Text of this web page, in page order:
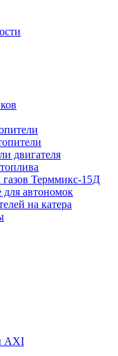
двигателя
газов Терммикс-15Д
автономок
на катера
AXI